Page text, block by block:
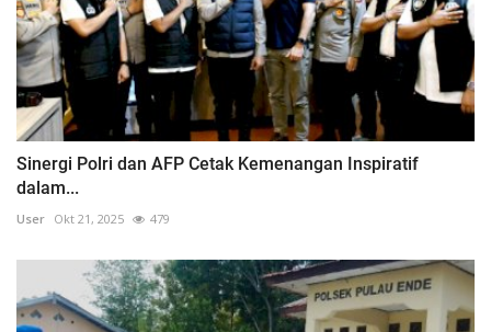
Sinergi Polri dan AFP Cetak Kemenangan Inspiratif
dalam...
User Okt 21, 2025 479